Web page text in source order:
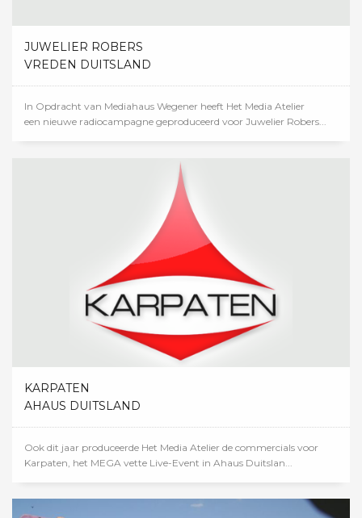
JUWELIER ROBERS
VREDEN DUITSLAND
In Opdracht van Mediahaus Wegener heeft Het Media Atelier
een nieuwe radiocampagne geproduceerd voor Juwelier Robers...
KARPATEN
AHAUS DUITSLAND
Ook dit jaar produceerde Het Media Atelier de commercials voor
Karpaten, het MEGA vette Live-Event in Ahaus Duitslan...